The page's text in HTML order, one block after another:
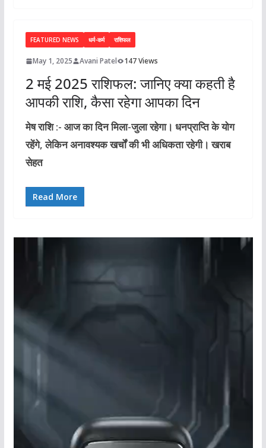
FEATURED NEWS धर्म-कर्म राशिफल
May 1, 2025 Avani Patel 147 Views
2 मई 2025 राशिफल: जानिए क्या कहती है
आपकी राशि, कैसा रहेगा आपका दिन
मेष राशि :- आज का दिन मिला-जुला रहेगा। धनप्राप्ति के योग
रहेंगे, लेकिन अनावश्यक खर्चों की भी अधिकता रहेगी। खराब
सेहत
Read More